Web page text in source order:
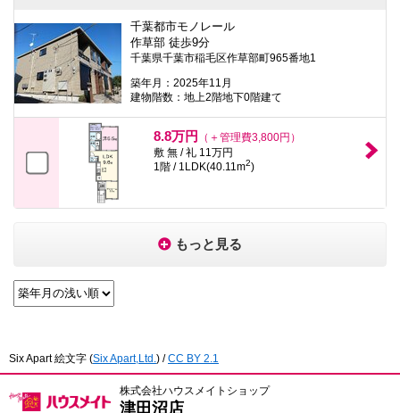
千葉都市モノレール
作草部 徒歩9分
千葉県千葉市稲毛区作草部町965番地1
築年月：2025年11月
建物階数：地上2階地下0階建て
8.8万円
（＋管理費3,800円）
敷 無 / 礼 11万円
1階 / 1LDK(40.11m2)
もっと見る
Six Apart 絵文字 (Six Apart,Ltd.) /CC BY 2.1
株式会社ハウスメイトショップ
津田沼店